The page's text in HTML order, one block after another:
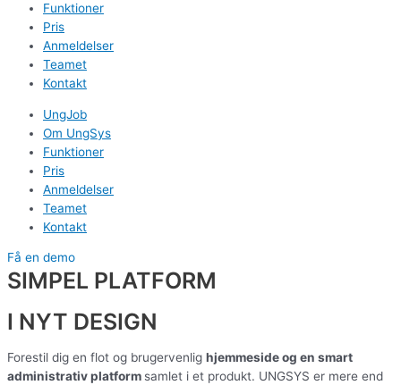
Funktioner
Pris
Anmeldelser
Teamet
Kontakt
UngJob
Om UngSys
Funktioner
Pris
Anmeldelser
Teamet
Kontakt
Få en demo
SIMPEL PLATFORM
I NYT DESIGN
Forestil dig en flot og brugervenlig hjemmeside og en smart
administrativ platform samlet i et produkt. UNGSYS er mere end